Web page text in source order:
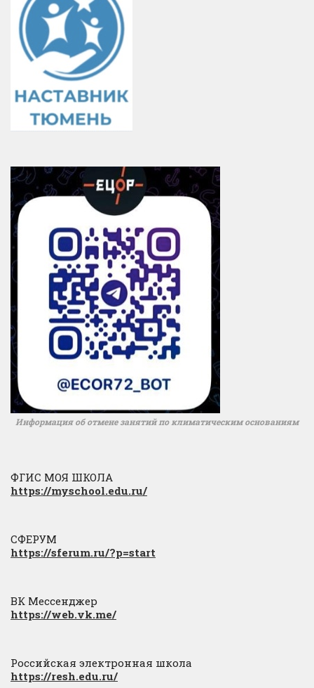
Информация об отмене занятий по климатическим основаниям
ФГИС МОЯ ШКОЛА
https://myschool.edu.ru/
СФЕРУМ
https://sferum.ru/?p=start
ВК Мессенджер
https://web.vk.me/
Российская электронная школа
https://resh.edu.ru/